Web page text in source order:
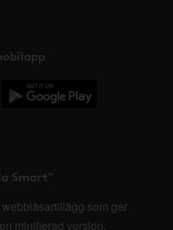
Smart"
som ger
minifierad version,